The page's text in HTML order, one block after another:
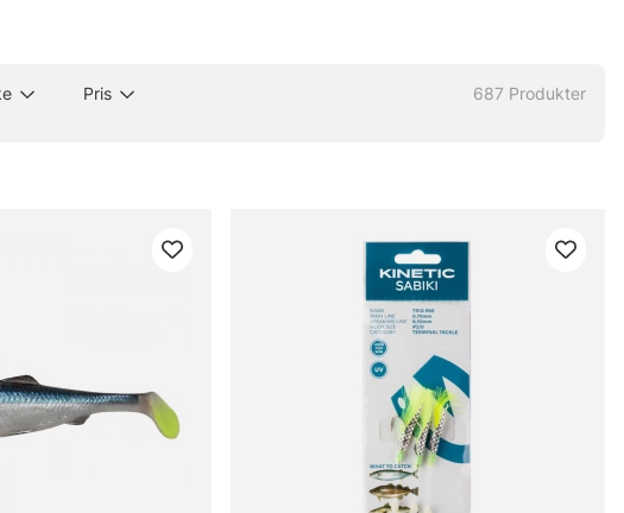
Pris 687 Produkter